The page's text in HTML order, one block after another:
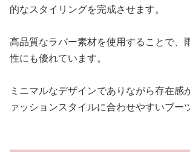
的なスタイリングを完成させます。
高品質なラバー素材を使用することで、
性にも優れています。
ミニマルなデザインでありながら存在感
ァッションスタイルに合わせやすいブー